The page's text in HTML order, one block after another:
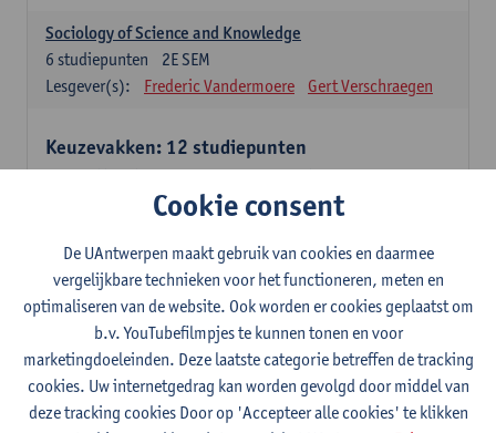
Sociology of Science and Knowledge
2E SEM
6 studiepunten
Lesgever(s):
Frederic Vandermoere Gert Verschraegen
Keuzevakken: 12 studiepunten
Keuzevakken cluster communicatiewetenschappen
Consumer Psychology
2E SEM
studiepunten
Lesgever(s):
Katrien Maldoy Konrad Rudnicki
Journalistiek en crossmedialiteit
1E SEM
studiepunten
Lesgever(s):
Steve Paulussen
Interne Communicatie
Cookie consent
De UAntwerpen maakt gebruik van cookies en daarmee
vergelijkbare technieken voor het functioneren, meten en
optimaliseren van de website. Ook worden er cookies geplaatst om
b.v. YouTubefilmpjes te kunnen tonen en voor
marketingdoeleinden. Deze laatste categorie betreffen de tracking
cookies. Uw internetgedrag kan worden gevolgd door middel van
deze tracking cookies Door op 'Accepteer alle cookies' te klikken